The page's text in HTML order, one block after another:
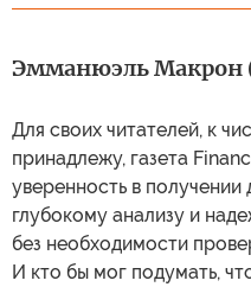
Эмманюэль Макрон
Для своих читателей, к
принадлежу, газета
уверенность в
глубокому анализу и
без необходимости
И кто бы мог подумать,